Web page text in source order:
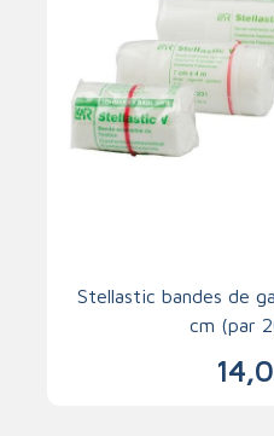
Stellastic bandes de
cm (par